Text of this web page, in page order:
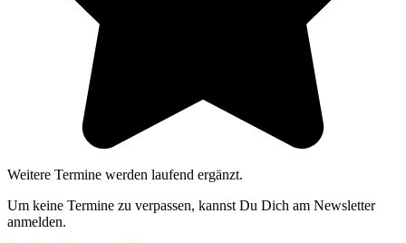
Weitere Termine werden laufend ergänzt.
Um keine Termine zu verpassen, kannst Du Dich am Newsletter
anmelden.